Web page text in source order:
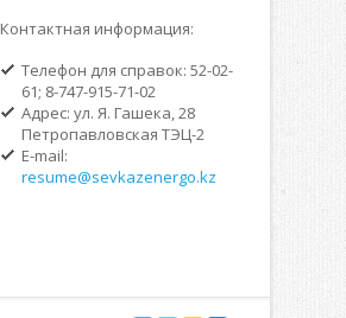
Контактная информация:
Телефон для справок: 52-02-
61; 8-747-915-71-02
Адрес: ул. Я. Гашека, 28
Петропавловская ТЭЦ-2
E-mail:
resume@sevkazenergo.kz